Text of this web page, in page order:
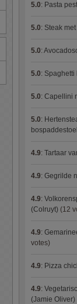
5.0: Pasta
5.0: Steak
5.0:
5.0: Spaghetti
5.0: Capellini
5.0:
4.9: Tartaar
4.9: Gegrilde
4.9:
(Colruyt) (12
4.9:
votes)
4.9: Pizza
4.9:
(Jamie Oliver)